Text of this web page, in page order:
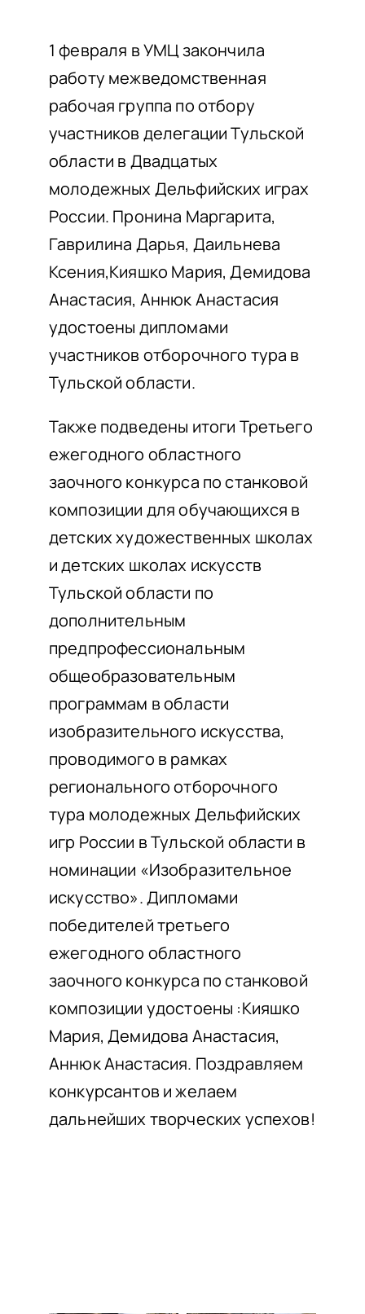
О ПРИЕМЕ
ОБУЧАЮЩИМСЯ
СВЕДЕНИЯ ОБ ОО
КОНТАКТЫ
ОТЗЫВЫ
1 февраля в УМЦ закончила
работу межведомственная
рабочая группа по отбору
участников делегации Тульской
области в Двадцатых
молодежных Дельфийских играх
России. Пронина Маргарита,
Гаврилина Дарья, Даильнева
Ксения,Кияшко Мария, Демидова
Анастасия, Аннюк Анастасия
удостоены дипломами
участников отборочного тура в
Тульской области.
Также подведены итоги Третьего
ежегодного областного
заочного конкурса по станковой
композиции для обучающихся в
детских художественных школах
и детских школах искусств
Тульской области по
дополнительным
предпрофессиональным
общеобразовательным
программам в области
изобразительного искусства,
проводимого в рамках
регионального отборочного
тура молодежных Дельфийских
игр России в Тульской области в
номинации «Изобразительное
искусство». Дипломами
победителей третьего
ежегодного областного
заочного конкурса по станковой
композиции удостоены :Кияшко
Мария, Демидова Анастасия,
Аннюк Анастасия. Поздравляем
конкурсантов и желаем
дальнейших творческих успехов!